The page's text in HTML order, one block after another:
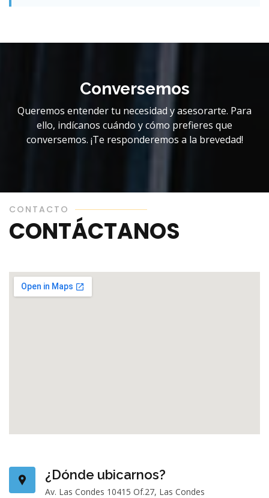
Conversemos
Queremos entender tu necesidad y asesorarte. Para
ello, indícanos cuándo y cómo prefieres que
conversemos. ¡Te responderemos a la brevedad!
CONTACTO
CONTÁCTANOS
¿Dónde ubicarnos?
Av. Las Condes 10415 Of.27, Las Condes